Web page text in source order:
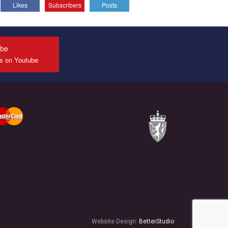
All you have to do is to press "Like" below the
Эмоционально сильный ролик от команды "Гей-
конкурсе международной организации PACT на
развития организации.
дискриминацией на почве СОГИ в Украине.
Все, что вам нужно сделать - это зайти на наш
канал YouTube по этой ссылке и поставить лайк
Likes Subscribers Posts
on Youtube
Website Design: BetterStudio